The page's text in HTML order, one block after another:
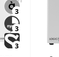
3
3
3